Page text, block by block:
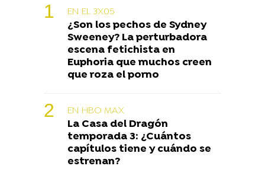
EN EL 3X05
¿Son los pechos de Sydney
Sweeney? La perturbadora
escena fetichista en
Euphoria que muchos creen
que roza el porno
EN HBO MAX
La Casa del Dragón
temporada 3: ¿Cuántos
capítulos tiene y cuándo se
estrenan?